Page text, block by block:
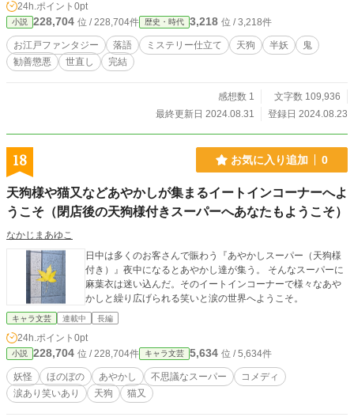
怪と人が交わる江戸、人の世で生きる妖が事件を解き明かす
怪奇譚。
24h.ポイント 0pt
小説 228,704 位 / 228,704件 歴史・時代 3,218 位 / 3,218件
お江戸ファンタジー 落語 ミステリー仕立て 天狗 半妖
鬼
勧善懲悪
世直し 完結
感想数 1
文字数 109,936
最終更新日 2024.08.31
登録日 2024.08.23
18 お気に入り追加 0
天狗様や猫又などあやかしが集まるイートインコーナーへよ
うこそ（閉店後の天狗様付きスーパーへあなたもようこそ）
なかじまあゆこ
日中は多くのお客さんで賑わう『あやかしスーパー（天狗様
付き）』夜中になるとあやかし達が集う。 そんなスーパーに
麻葉衣は迷い込んだ。そのイートインコーナーで様々なあや
かしと繰り広げられる笑いと涙の世界へようこそ。
キャラ文芸 連載中 長編
24h.ポイント 0pt
小説 228,704 位 / 228,704件 キャラ文芸 5,634 位 / 5,634件
妖怪 ほのぼの あやかし 不思議なスーパー
コメディ
涙あり笑いあり
天狗 猫又